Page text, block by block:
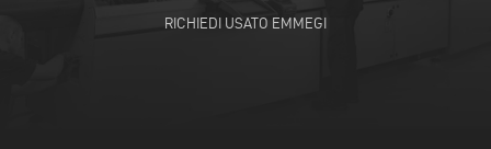
RICHIEDI USATO EMMEGI